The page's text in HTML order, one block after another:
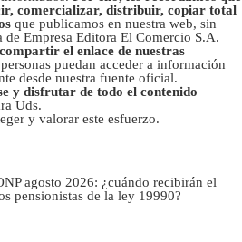
comercializar, distribuir, copiar total
que publicamos en nuestra web, sin
Empresa Editora El Comercio S.A.
el enlace de nuestras
puedan acceder a información
desde nuestra fuente oficial.
y disfrutar de todo el contenido
Uds.
y valorar este esfuerzo.
agosto 2026: ¿cuándo recibirán el
pensionistas de la ley 19990?